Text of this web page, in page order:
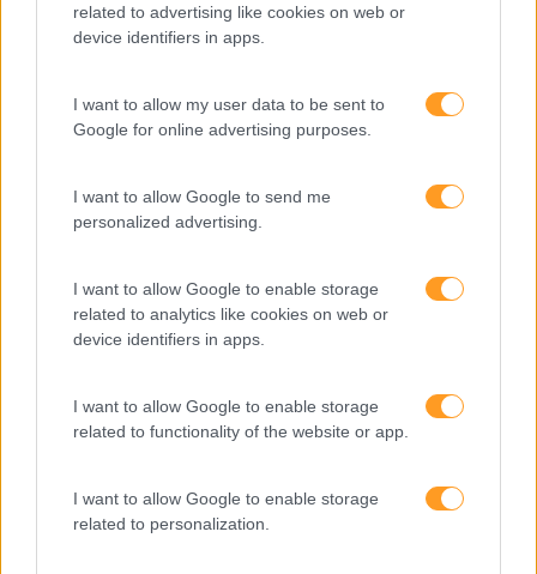
related to advertising like cookies on web or
device identifiers in apps.
I want to allow my user data to be sent to
Google for online advertising purposes.
I want to allow Google to send me
personalized advertising.
I want to allow Google to enable storage
related to analytics like cookies on web or
device identifiers in apps.
I want to allow Google to enable storage
related to functionality of the website or app.
I want to allow Google to enable storage
related to personalization.
Aprendizagem
Atendimento E Relação Cliente
Cultura
Desenvolvimento
Entrevista
Interculturalidade
Keep In Mind